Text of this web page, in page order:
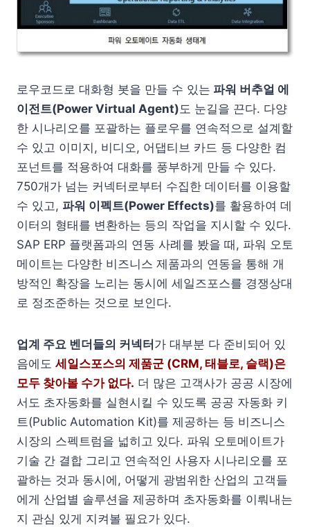
로우코드로 대화형 봇을 만들 수 있는 파워 버추얼 에
이전트(Power Virtual Agent)도 눈길을 끈다. 다양
한 시나리오를 포괄하는 플로우를 연속적으로 설계할
수 있고 이미지, 비디오, 어댑티브 카드 등 다양한 컴
포넌트를 적용하여 대화를 풍부하게 만들 수 있다.
750개가 넘는 커넥터로부터 수집한 데이터를 이용할
수 있고, 파워 이펙트(Power Effects)를 활용하여 데
이터의 형태를 변환하는 등의 작업을 지시할 수 있다.
SAP ERP 플랫폼과의 연동 사례를 봤을 때, 파워 오토
메이트는 다양한 비즈니스 제품과의 연동을 통해 개
방적인 확장을 노리는 동시에 세일즈포스를 경쟁상대
로 정조준하는 것으로 보인다.
업계 주요 벤더들의 커넥터 가 대부분 다 준비되어 있
음에도 세일스포스의 제품군 (CRM, 태블로, 슬랙)은
모두 찾아볼 수가 없다. 더 많은 고객사가 공공 시장에
서도 초자동화를 실현시킬 수 있도록 공공 자동화 키
트(Public Automation Kit)를 제공하는 등 비즈니스
시장의 스펙트럼을 넓히고 있다. 파워 오토메이트가
기술 간 결합 그리고 연속적인 사용자 시나리오를 포
괄하는 것과 동시에, 어떻게 광범위한 산업의 고객들
에게 산업별 솔루션을 제공하며 초자동화를 이뤄내는
지 관심 있게 지켜볼 필요가 있다.